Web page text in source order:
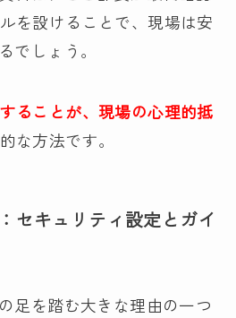
を設けることで、現場は安
でしょう。
ることが、現場の心理的抵
な方法です。
セキュリティ設定とガイ
足を踏む大きな理由の一つ